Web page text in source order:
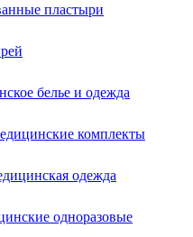
пластыри
белье и одежда
комплекты
одежда
одноразовые